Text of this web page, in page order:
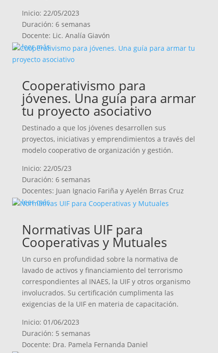
Inicio: 22/05/2023
Duración: 6 semanas
Docente: Lic. Analía Giavón
leer más
Cooperativismo para
jóvenes. Una guía para armar
tu proyecto asociativo
Destinado a que los jóvenes desarrollen sus
proyectos, iniciativas y emprendimientos a través del
modelo cooperativo de organización y gestión.
Inicio: 22/05/23
Duración: 6 semanas
Docentes: Juan Ignacio Fariña y Ayelén Brras Cruz
leer más
Normativas UIF para
Cooperativas y Mutuales
Un curso en profundidad sobre la normativa de
lavado de activos y financiamiento del terrorismo
correspondientes al INAES, la UIF y otros organismo
involucrados. Su certificación cumplimenta las
exigencias de la UIF en materia de capacitación.
Inicio: 01/06/2023
Duración: 5 semanas
Docente: Dra. Pamela Fernanda Daniel